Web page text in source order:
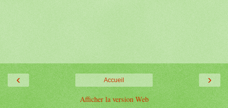
‹ ›
Accueil
Afficher la version Web